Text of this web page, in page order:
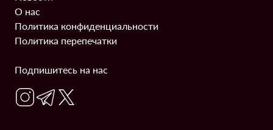
О нас
Политика конфиденциальности
Политика перепечатки
Подпишитесь на нас